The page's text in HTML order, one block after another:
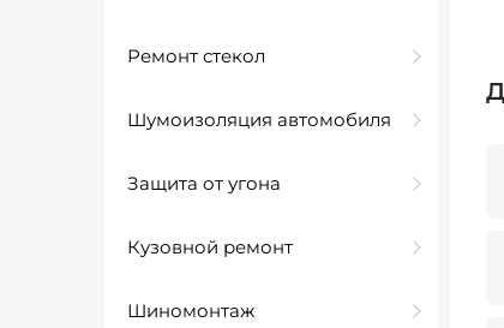
Ремонт стекол
Шумоизоляция автомобиля
Защита от угона
Кузовной ремонт
Шиномонтаж